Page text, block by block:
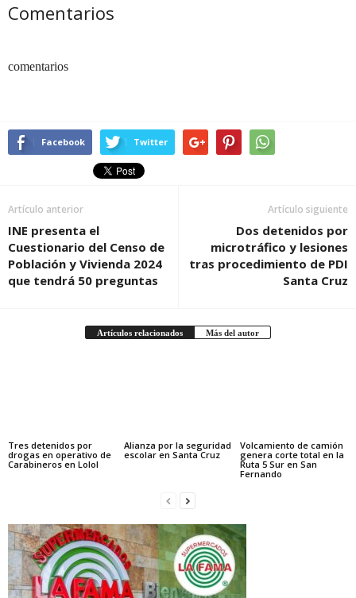
Comentarios
comentarios
Facebook Twitter
Artículo anterior
INE presenta el
Cuestionario del Censo de
Población y Vivienda 2024
que tendrá 50 preguntas
Artículo siguiente
Dos detenidos por
microtráfico y lesiones
tras procedimiento de PDI
Santa Cruz
Artículos relacionados Más del autor
Tres detenidos por
drogas en operativo de
Carabineros en Lolol
Alianza por la seguridad
escolar en Santa Cruz
Volcamiento de camión
genera corte total en la
Ruta 5 Sur en San
Fernando